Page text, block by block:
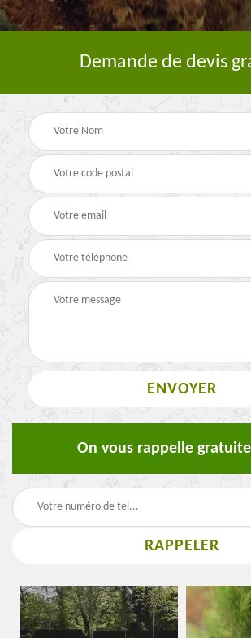
Demande de devis
On vous rappelle